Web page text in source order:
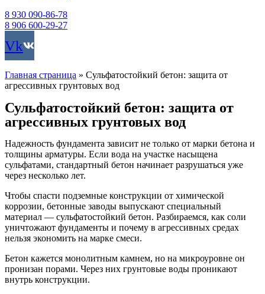
8 930 090-86-78
8 906 600-29-27
Vk
Главная страница » Сульфатостойкий бетон: защита от
агрессивных грунтовых вод
Сульфатостойкий бетон: защита от
агрессивных грунтовых вод
Надежность фундамента зависит не только от марки бетона и
толщины арматуры. Если вода на участке насыщена
сульфатами, стандартный бетон начинает разрушаться уже
через несколько лет.
Чтобы спасти подземные конструкции от химической
коррозии, бетонные заводы выпускают специальный
материал — сульфатостойкий бетон. Разбираемся, как соли
уничтожают фундаменты и почему в агрессивных средах
нельзя экономить на марке смеси.
Бетон кажется монолитным камнем, но на микроуровне он
пронизан порами. Через них грунтовые воды проникают
внутрь конструкции.